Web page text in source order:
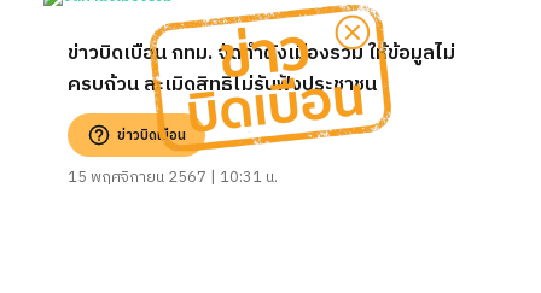
ข่าวบิดเบือน กทม. จัดทําผังเมืองรวม ให้ข้อมูลไม่
ครบถ้วน ละเมิดสิทธิไม่รับฟังประชาชน
ข่าวบิดเบือน
15 พฤศจิกายน 2567 | 10:31 น.